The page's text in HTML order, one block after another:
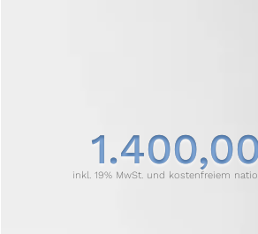
inkl. 19% MwSt. und kostenfreiem